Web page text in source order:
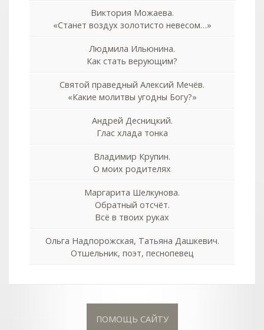
Виктория Можаева.
«Станет воздух золотисто невесом…»
Людмила Ильюнина.
Как стать верующим?
Святой праведный Алексий Мечёв.
«Какие молитвы угодны Богу?»
Андрей Десницкий.
Глас хлада тонка
Владимир Крупин.
О моих родителях
Маргарита Шелкунова.
Обратный отсчёт.
Всё в твоих руках
Ольга Надпорожская, Татьяна Дашкевич.
Отшельник, поэт, песнопевец
ПОМОЩЬ САЙТУ